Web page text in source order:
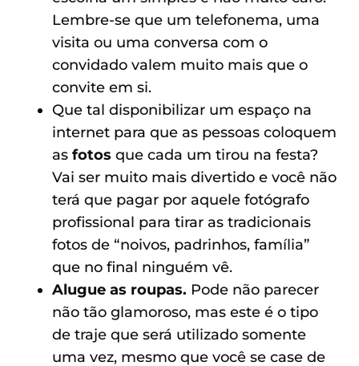
Lembre-se que um telefonema, uma
visita ou uma conversa com o
convidado valem muito mais que o
convite em si.
Que tal disponibilizar um espaço na
internet para que as pessoas coloquem
as fotos que cada um tirou na festa?
Vai ser muito mais divertido e você não
terá que pagar por aquele fotógrafo
profissional para tirar as tradicionais
fotos de “noivos, padrinhos, família”
que no final ninguém vê.
Alugue as roupas. Pode não parecer
não tão glamoroso, mas este é o tipo
de traje que será utilizado somente
uma vez, mesmo que você se case de